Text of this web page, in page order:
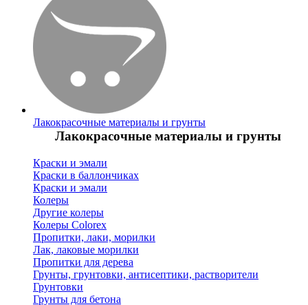
Лакокрасочные материалы и грунты
Лакокрасочные материалы и грунты
Краски и эмали
Краски в баллончиках
Краски и эмали
Колеры
Другие колеры
Колеры Colorex
Пропитки, лаки, морилки
Лак, лаковые морилки
Пропитки для дерева
Грунты, грунтовки, антисептики, растворители
Грунтовки
Грунты для бетона